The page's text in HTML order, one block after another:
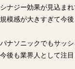
シナジー効果が見込ま
規模感が大きすぎて今
パナソニックでもサッ
今後も業界人として注